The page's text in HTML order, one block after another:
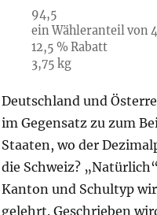
94,5
ein Wähleranteil von
12,5 % Rabatt
3,75 kg
Deutschland und
im Gegensatz zu zum
Staaten, wo der
die Schweiz?
Kanton und Schultyp
gelehrt. Geschrieben